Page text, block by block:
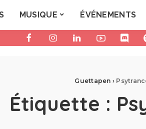
MUSIQUE ÉVÉNEMENTS
Guettapen ›
Étiquette :